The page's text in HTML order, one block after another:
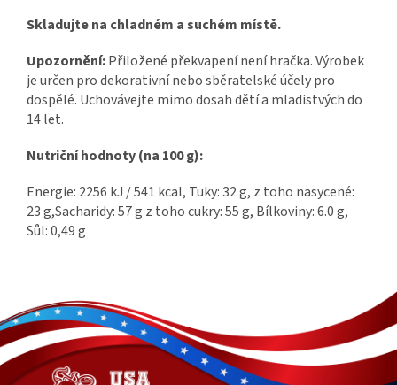
Skladujte na chladném a suchém místě.
Upozornění:Přiložené překvapení není hračka. Výrobek
je určen pro dekorativní nebo sběratelské účely pro
dospělé. Uchovávejte mimo dosah dětí a mladistvých do
14 let.
Nutriční hodnoty (na 100 g):
Energie: 2256 kJ / 541 kcal, Tuky: 32 g, z toho nasycené:
23 g,Sacharidy: 57 g z toho cukry: 55 g, Bílkoviny: 6.0 g,
Sůl: 0,49 g
á
p
a